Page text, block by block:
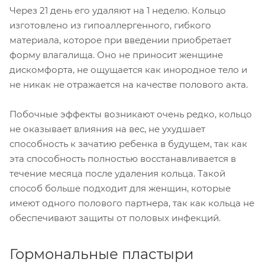
Через 21 день его удаляют на 1 неделю. Кольцо
изготовлено из гипоаллергенного, гибкого
материала, которое при введении приобретает
форму влагалища. Оно не приносит женщине
дискомфорта, не ощущается как инородное тело и
не никак не отражается на качестве полового акта.
Побочные эффекты возникают очень редко, кольцо
не оказывает влияния на вес, не ухудшает
способность к зачатию ребенка в будущем, так как
эта способность полностью восстанавливается в
течение месяца после удаления кольца. Такой
способ больше подходит для женщин, которые
имеют одного полового партнера, так как кольца не
обеспечивают защиты от половых инфекций.
Гормональные пластыри